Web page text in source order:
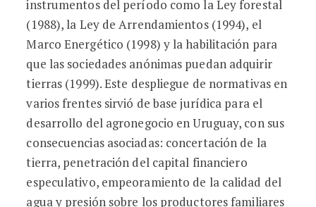
instrumentos del período como la Ley forestal
(1988), la Ley de Arrendamientos (1994), el
Marco Energético (1998) y la habilitación para
que las sociedades anónimas puedan adquirir
tierras (1999). Este despliegue de normativas en
varios frentes sirvió de base jurídica para el
desarrollo del agronegocio en Uruguay, con sus
consecuencias asociadas: concertación de la
tierra, penetración del capital financiero
especulativo, empeoramiento de la calidad del
agua y presión sobre los productores familiares